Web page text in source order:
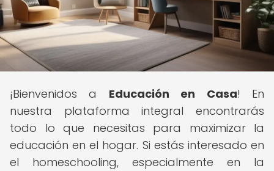
¡Bienvenidos a Educación en Casa! En
nuestra plataforma integral encontrarás
todo lo que necesitas para maximizar la
educación en el hogar. Si estás interesado en
el homeschooling, especialmente en la